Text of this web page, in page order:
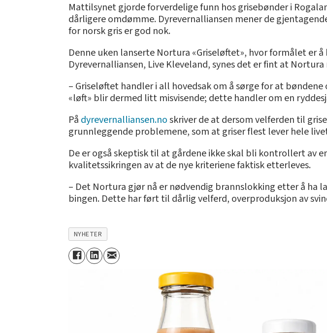
Mattilsynet gjorde forverdelige funn hos grisebønder i
dårligere omdømme. Dyrevernalliansen mener de
for norsk gris er god nok.
Denne uken lanserte Nortura «Griseløftet», hvor formålet er
Dyrevernalliansen, Live Kleveland, synes det er fint at
– Griseløftet handler i all hovedsak om å sørge for at
«løft» blir dermed litt misvisende; dette handler om en
På dyrevernalliansen.noskriver de at dersom velferden til
grunnleggende problemene, som at griser flest lever hele
De er også skeptisk til at gårdene ikke skal bli kontrollert
kvalitetssikringen av at de nye kriteriene faktisk etterleves.
– Det Nortura gjør nå er nødvendig brannslokking etter å ha
bingen. Dette har ført til dårlig velferd, overproduksjon av
NYHETER